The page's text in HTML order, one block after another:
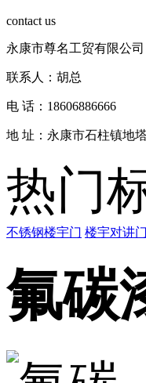
contact us
永康市尊名工贸有限公司
联系人：胡总
电 话：18606886666
地 址：永康市石柱镇地
热门
不锈钢楼宇门 楼宇对讲门
氟碳